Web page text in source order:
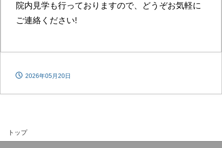
院内見学も行っておりますので、どうぞお気軽に
ご連絡ください!
2026年05月20日
トップ